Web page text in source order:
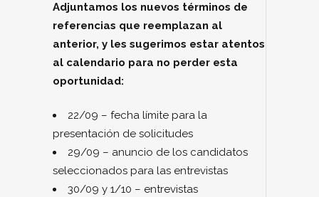
Adjuntamos los nuevos términos de
referencias que reemplazan al
anterior, y les sugerimos estar atentos
al calendario para no perder esta
oportunidad:
22/09 – fecha límite para la
presentación de solicitudes
29/09 – anuncio de los candidatos
seleccionados para las entrevistas
30/09 y 1/10 – entrevistas